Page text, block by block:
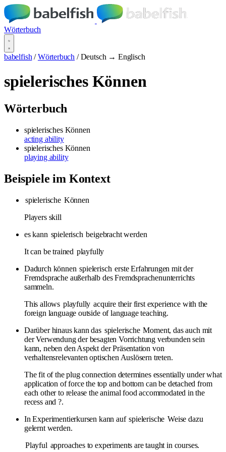
Wörterbuch
babelfish / Wörterbuch / Deutsch → Englisch
spielerisches Können
Wörterbuch
spielerisches Können
acting ability
spielerisches Können
playing ability
Beispiele im Kontext
spielerische Können
Players skill
es kann spielerisch beigebracht werden
It can be trained playfully
Dadurch können spielerisch erste Erfahrungen mit der
Fremdsprache außerhalb des Fremdsprachenunterrichts
sammeln.
This allows playfully acquire their first experience with the
foreign language outside of language teaching.
Darüber hinaus kann das spielerische Moment, das auch mit
der Verwendung der besagten Vorrichtung verbunden sein
kann, neben den Aspekt der Präsentation von
verhaltensrelevanten optischen Auslösern treten.
The fit of the plug connection determines essentially under what
application of force the top and bottom can be detached from
each other to release the animal food accommodated in the
recess and ?.
In Experimentierkursen kann auf spielerische Weise dazu
gelernt werden.
Playful approaches to experiments are taught in courses.